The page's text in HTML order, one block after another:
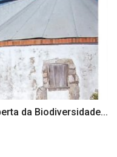
da Biodiversidade...